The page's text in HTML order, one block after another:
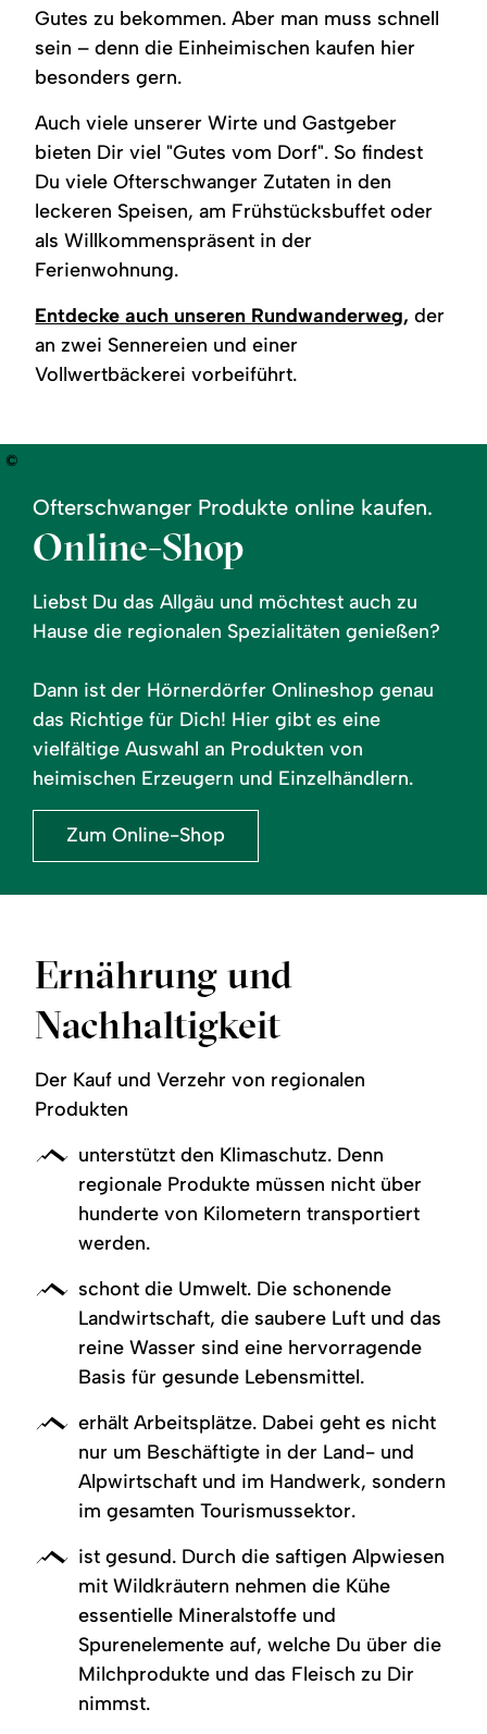
Gutes zu bekommen. Aber man muss schnell
sein – denn die Einheimischen kaufen hier
besonders gern.
Auch viele unserer Wirte und Gastgeber
bieten Dir viel "Gutes vom Dorf". So findest
Du viele Ofterschwanger Zutaten in den
leckeren Speisen, am Frühstücksbuffet oder
als Willkommenspräsent in der
Ferienwohnung.
Entdecke auch unseren Rundwanderweg, der
an zwei Sennereien und einer
Vollwertbäckerei vorbeiführt.
©
Ofterschwanger Produkte online kaufen.
Online-Shop
Liebst Du das Allgäu und möchtest auch zu
Hause die regionalen Spezialitäten genießen?
Dann ist der Hörnerdörfer Onlineshop genau
das Richtige für Dich! Hier gibt es eine
vielfältige Auswahl an Produkten von
heimischen Erzeugern und Einzelhändlern.
Zum Online-Shop
Ernährung und
Nachhaltigkeit
Der Kauf und Verzehr von regionalen
Produkten
unterstützt den Klimaschutz. Denn
regionale Produkte müssen nicht über
hunderte von Kilometern transportiert
werden.
schont die Umwelt. Die schonende
Landwirtschaft, die saubere Luft und das
reine Wasser sind eine hervorragende
Basis für gesunde Lebensmittel.
erhält Arbeitsplätze. Dabei geht es nicht
nur um Beschäftigte in der Land- und
Alpwirtschaft und im Handwerk, sondern
im gesamten Tourismussektor.
ist gesund. Durch die saftigen Alpwiesen
mit Wildkräutern nehmen die Kühe
essentielle Mineralstoffe und
Spurenelemente auf, welche Du über die
Milchprodukte und das Fleisch zu Dir
nimmst.